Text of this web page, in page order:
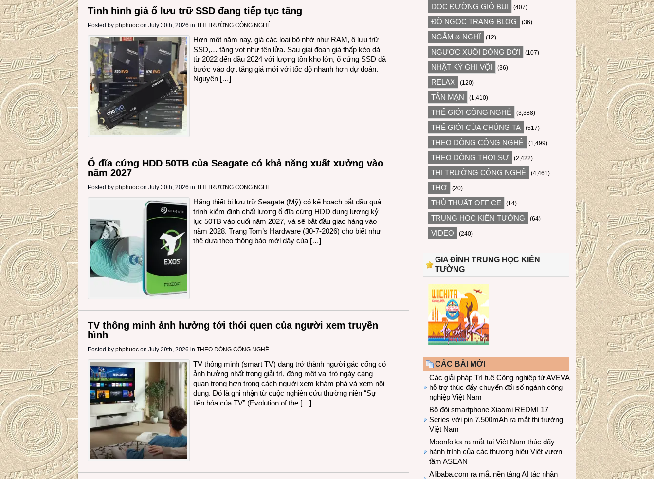
Tình hình giá ổ lưu trữ SSD đang tiếp tục tăng
Posted by phphuoc on July 30th, 2026 in THỊ TRƯỜNG CÔNG NGHỆ
Hơn một năm nay, giá các loại bộ nhớ như RAM, ổ lưu trữ
SSD,… tăng vọt như tên lửa. Sau giai đoạn giá thấp kéo dài
từ 2022 đến đầu 2024 với lượng tồn kho lớn, ổ cứng SSD đã
bước vào đợt tăng giá mới với tốc độ nhanh hơn dự đoán.
Nguyên […]
Ổ đĩa cứng HDD 50TB của Seagate có khả năng xuất xưởng vào
năm 2027
Posted by phphuoc on July 30th, 2026 in THỊ TRƯỜNG CÔNG NGHỆ
Hãng thiết bị lưu trữ Seagate (Mỹ) có kế hoạch bắt đầu quá
trình kiểm định chất lượng ổ đĩa cứng HDD dung lượng kỷ
lục 50TB vào cuối năm 2027, và sẽ bắt đầu giao hàng vào
năm 2028. Trang Tom’s Hardware (30-7-2026) cho biết như
thế dựa theo thông báo mới đây của […]
TV thông minh ảnh hưởng tới thói quen của người xem truyền
hình
Posted by phphuoc on July 29th, 2026 in THEO DÒNG CÔNG NGHỆ
TV thông minh (smart TV) đang trở thành người gác cổng có
ảnh hưởng nhất trong giải trí, đóng một vai trò ngày càng
quan trọng hơn trong cách người xem khám phá và xem nội
dung. Đó là ghi nhận từ cuộc nghiên cứu thường niên “Sự
tiến hóa của TV” (Evolution of the […]
DỌC ĐƯỜNG GIÓ BỤI (407)
ĐỖ NGỌC TRANG BLOG (36)
NGẪM & NGHĨ (12)
NGƯỢC XUÔI DÒNG ĐỜI (107)
NHẬT KÝ GHI VỘI (36)
RELAX (120)
TẢN MẠN (1,410)
THẾ GIỚI CÔNG NGHỆ (3,388)
THẾ GIỚI CỦA CHÚNG TA (517)
THEO DÒNG CÔNG NGHỆ (1,499)
THEO DÒNG THỜI SỰ (2,422)
THỊ TRƯỜNG CÔNG NGHỆ (4,461)
THƠ (20)
THỦ THUẬT OFFICE (14)
TRUNG HỌC KIẾN TƯỜNG (64)
VIDEO (240)
GIA ĐÌNH TRUNG HỌC KIẾN
TƯỜNG
CÁC BÀI MỚI
Các giải pháp Trí tuệ Công nghiệp từ AVEVA
hỗ trợ thúc đẩy chuyển đổi số ngành công
nghiệp Việt Nam
Bộ đôi smartphone Xiaomi REDMI 17
Series với pin 7.500mAh ra mắt thị trường
Việt Nam
Moonfolks ra mắt tại Việt Nam thúc đẩy
hành trình của các thương hiệu Việt vươn
tầm ASEAN
Alibaba.com ra mắt nền tảng AI tác nhân